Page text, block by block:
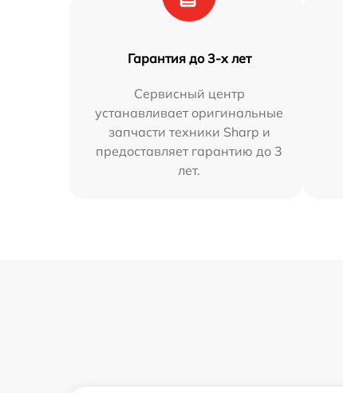
Гарантия до 3-х лет
Сервисный центр
устанавливает оригинальные
запчасти техники Sharp и
предоставляет гарантию до 3
лет.